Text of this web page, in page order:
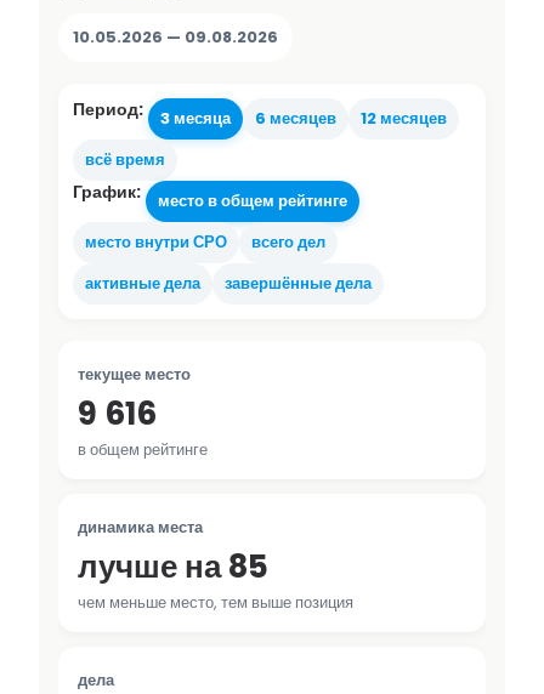
10.05.2026 — 09.08.2026
Период: 3 месяца 6 месяцев
12 месяцев
всё время
График:
место в общем рейтинге
место внутри СРО
всего дел
активные дела
завершённые дела
текущее место
9 616
в общем рейтинге
динамика места
лучше на 85
чем меньше место, тем выше позиция
дела